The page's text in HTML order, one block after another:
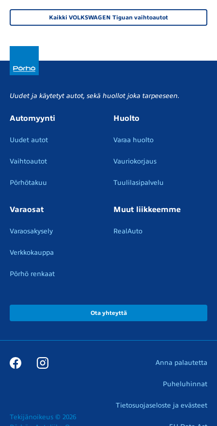
Kaikki VOLKSWAGEN Tiguan vaihtoautot
Uudet ja käytetyt autot, sekä huollot joka tarpeeseen.
Automyynti
Uudet autot
Vaihtoautot
Pörhötakuu
Huolto
Varaa huolto
Vauriokorjaus
Tuulilasipalvelu
Varaosat
Varaosakysely
Verkkokauppa
Pörhö renkaat
Muut liikkeemme
RealAuto
Ota yhteyttä
Tekijänoikeus © 2026
Anna palautetta
Puheluhinnat
Tietosuojaseloste ja evästeet